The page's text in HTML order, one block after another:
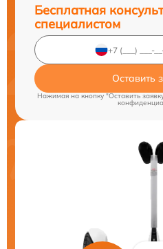
Бесплатная
специалистом
Оставить
Нажимая на кнопку "Оставить